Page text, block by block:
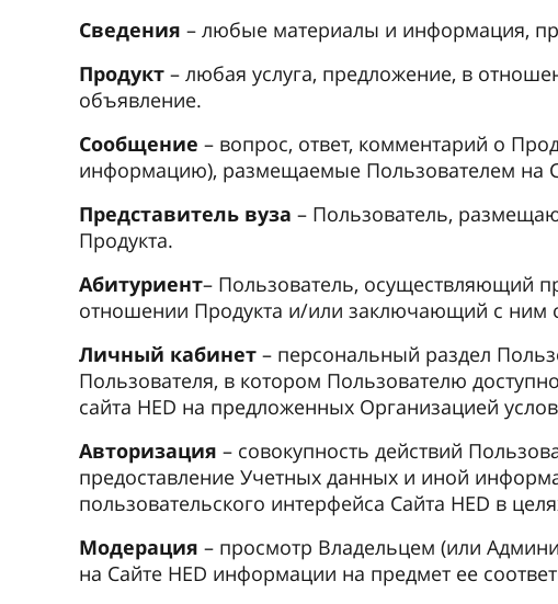
Сведения – любые материалы и информация,
Продукт – любая услуга, предложение, в
объявление.
Сообщение – вопрос, ответ, комментарий о
информацию), размещаемые Пользователем на
Представитель вуза – Пользователь,
Продукта.
Абитуриент– Пользователь, осуществляющий
отношении Продукта и/или заключающий с ним
Личный кабинет – персональный раздел
Пользователя, в котором Пользователю
сайта HED на предложенных Организацией
Авторизация – совокупность действий
предоставление Учетных данных и иной
пользовательского интерфейса Сайта HED в
Модерация – просмотр Владельцем (или
на Сайте HED информации на предмет ее